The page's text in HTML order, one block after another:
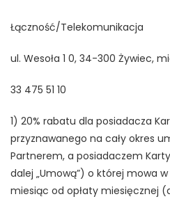
Łączność/Telekomunikacja
ul. Wesoła 1 0, 34-300 Żywiec,
33 475 51 10
1) 20% rabatu dla posiadacza
przyznawanego na cały okres
Partnerem, a posiadaczem
dalej „Umową”) o której mowa
miesiąc od opłaty miesięcznej